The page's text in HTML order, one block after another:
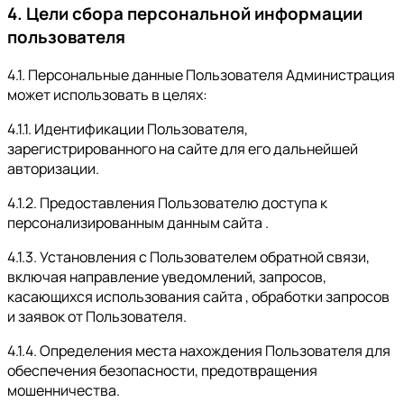
4. Цели сбора персональной информации
пользователя
4.1. Персональные данные Пользователя Администрация
может использовать в целях:
4.1.1. Идентификации Пользователя,
зарегистрированного на сайте для его дальнейшей
авторизации.
4.1.2. Предоставления Пользователю доступа к
персонализированным данным сайта .
4.1.3. Установления с Пользователем обратной связи,
включая направление уведомлений, запросов,
касающихся использования сайта , обработки запросов
и заявок от Пользователя.
4.1.4. Определения места нахождения Пользователя для
обеспечения безопасности, предотвращения
мошенничества.